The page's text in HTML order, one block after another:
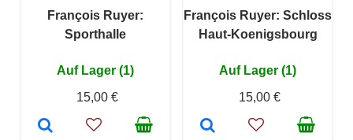
François Ruyer:
Sporthalle
Auf Lager (1)
15,00 €
François Ruyer: Schloss
Haut-Koenigsbourg
Auf Lager (1)
15,00 €